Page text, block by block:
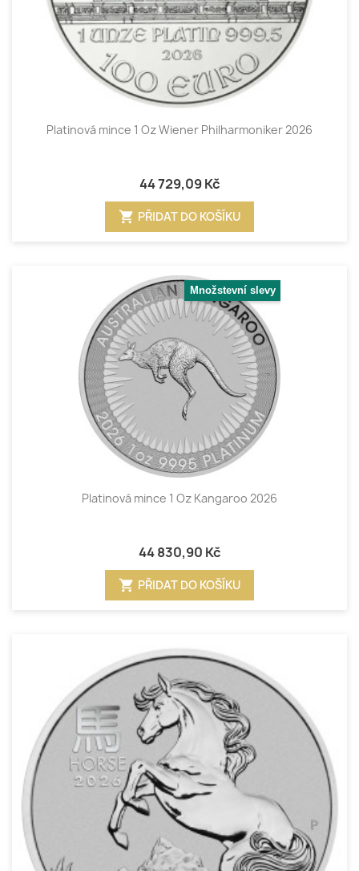
Platinová mince 1 Oz Wiener Philharmoniker 2026
44 729,09 Kč
shopping_cart PŘIDAT DO KOŠÍKU
Množstevní slevy
Platinová mince 1 Oz Kangaroo 2026
44 830,90 Kč
shopping_cart PŘIDAT DO KOŠÍKU